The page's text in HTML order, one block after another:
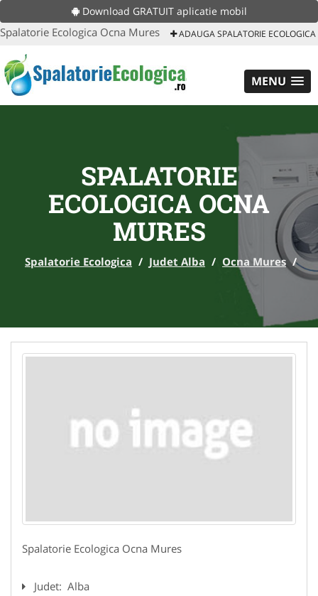
Download GRATUIT aplicatie mobil
Spalatorie Ecologica Ocna Mures ADAUGA SPALATORIE ECOLOGICA
MENU
SPALATORIE
ECOLOGICA OCNA
MURES
Spalatorie Ecologica / Judet Alba / Ocna Mures /
Spalatorie Ecologica Ocna Mures
Judet: Alba